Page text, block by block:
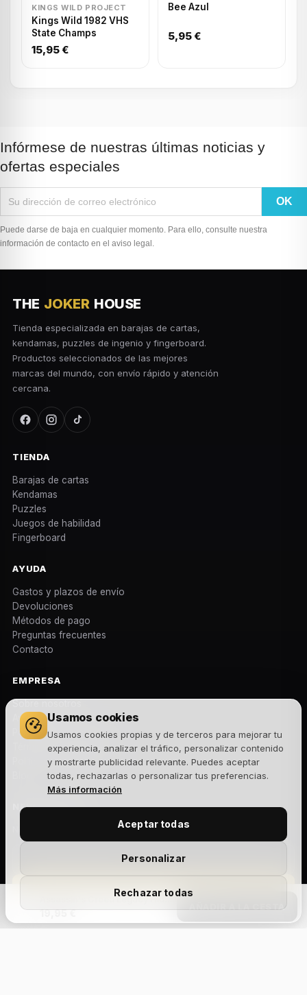
Usamos cookies
Usamos cookies propias y de terceros para mejorar tu
experiencia, analizar el tráfico, personalizar contenido
y mostrarte publicidad relevante. Puedes aceptar
todas, rechazarlas o personalizar tus preferencias.
Más información
Rechazar todas
Personalizar
Aceptar todas
KINGS WILD PROJECT
Kings Wild 1982 VHS
State Champs
15,95 €
Bee Azul
5,95 €
Assassin's Creed Legacy Hidden Blade White
19,95 €
AÑADIR A LA CESTA
Infórmese de nuestras últimas noticias y
ofertas especiales
Puede darse de baja en cualquier momento. Para ello, consulte nuestra
información de contacto en el aviso legal.
THE JOKER HOUSE
Tienda especializada en barajas de cartas,
kendamas, puzzles de ingenio y fingerboard.
Productos seleccionados de las mejores
marcas del mundo, con envío rápido y atención
cercana.
TIENDA
Barajas de cartas
Kendamas
Puzzles
Juegos de habilidad
Fingerboard
AYUDA
Gastos y plazos de envío
Devoluciones
Métodos de pago
Preguntas frecuentes
Contacto
EMPRESA
Sobre nosotros
Aviso legal
Política de privacidad
Términos y condiciones
Política de cookies
NEWSLETTER
Novedades, lanzamientos y ofertas exclusivas. Sin spam.
Suscribirme
comerciales.